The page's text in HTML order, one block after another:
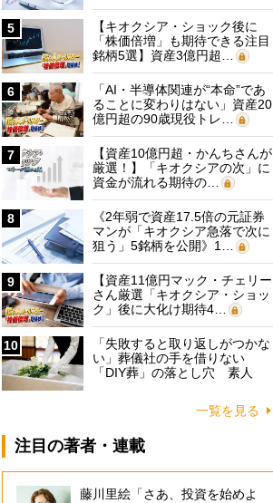
5
【キオクシア・ショック後に
「株価倍増」も期待できる注目
銘柄5選】資産3億円超…
6
「AI・半導体関連が“本命”であ
ることに変わりはない」資産20
億円超の90歳現役トレ…
7
【資産10億円超・かんちさんが
厳選！】「キオクシアの次」に
資金が流れる期待の…
8
《2年弱で資産17.5倍の元証券
マンが「キオクシア急落で次に
狙う」5銘柄を公開》1…
9
【資産11億円マック・チェリー
さん厳選「キオクシア・ショッ
ク」後に大化け期待4…
10
「失敗すると取り返しがつかな
い」葬儀社の手を借りない
「DIY葬」の落とし穴 素人
一覧を見る
注目の著者・連載
藤川里絵「さあ、投資を始めよ